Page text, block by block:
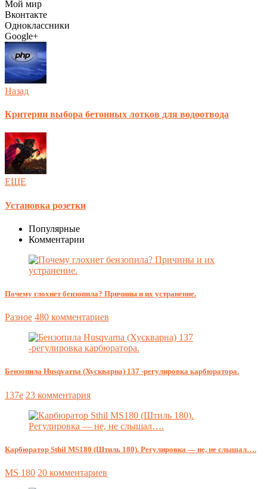
Мой мир
Вконтакте
Одноклассники
Google+
Назад
Критерии выбора бетонных лотков для водоотвода
ЕЩЕ
Установка розетки
Популярные
Комментарии
Почему глохнет бензопила? Причины и их устранение.
Разное 480 комментариев
Бензопила Husqvarna (Хускварна) 137 -регулировка карбюратора.
137e 23 комментария
Карбюратор Sthil MS180 (Штиль 180). Регулировка — не, не слышал….
MS 180 20 комментариев